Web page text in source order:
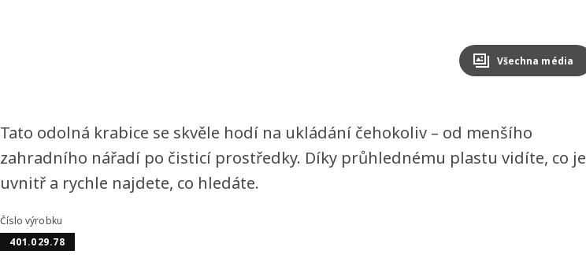
Všechna média
Tato odolná krabice se skvěle hodí na ukládání čehokoliv – od menšího
zahradního nářadí po čisticí prostředky. Díky průhlednému plastu vidíte, co je
uvnitř a rychle najdete, co hledáte.
Číslo výrobku
401.029.78